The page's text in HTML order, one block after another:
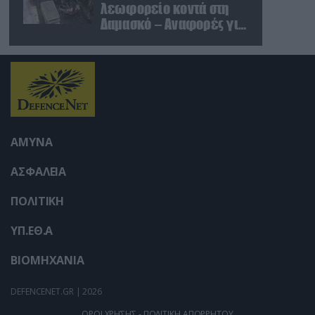
λεωφορείο κοντά στη
Δαμασκό – Αναφορές για
(βίντεο)
ΑΜΥΝΑ
ΑΣΦΑΛΕΙΑ
ΠΟΛΙΤΙΚΗ
ΥΠ.ΕΘ.Α
ΒΙΟΜΗΧΑΝΙΑ
DEFENCENET.GR | 2026